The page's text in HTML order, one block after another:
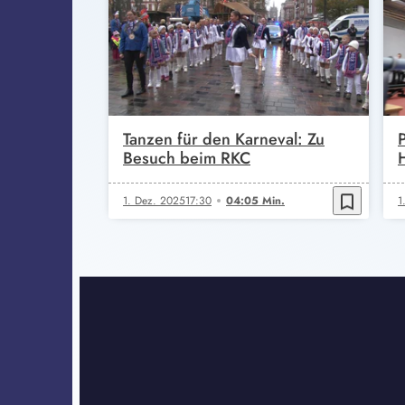
Tanzen für den Karneval: Zu
Besuch beim RKC
1. Dez. 202517:30 04:05 Min. bookmark_border